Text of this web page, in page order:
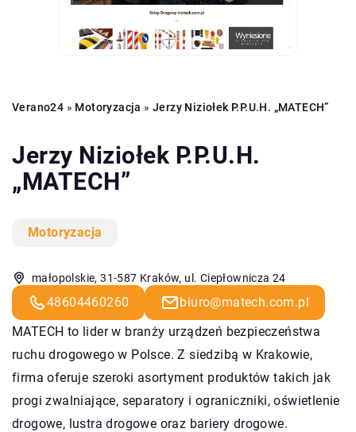
Verano24 » Motoryzacja »Jerzy Niziołek P.P.U.H. „MATECH”
Jerzy Niziołek P.P.U.H.
„MATECH”
Motoryzacja
małopolskie, 31-587 Kraków, ul. Ciepłownicza 24
48604460260
biuro@matech.com.pl
MATECH to lider w branży urządzeń bezpieczeństwa
ruchu drogowego w Polsce. Z siedzibą w Krakowie,
firma oferuje szeroki asortyment produktów takich jak
progi zwalniające, separatory i ograniczniki, oświetlenie
drogowe, lustra drogowe oraz bariery drogowe.